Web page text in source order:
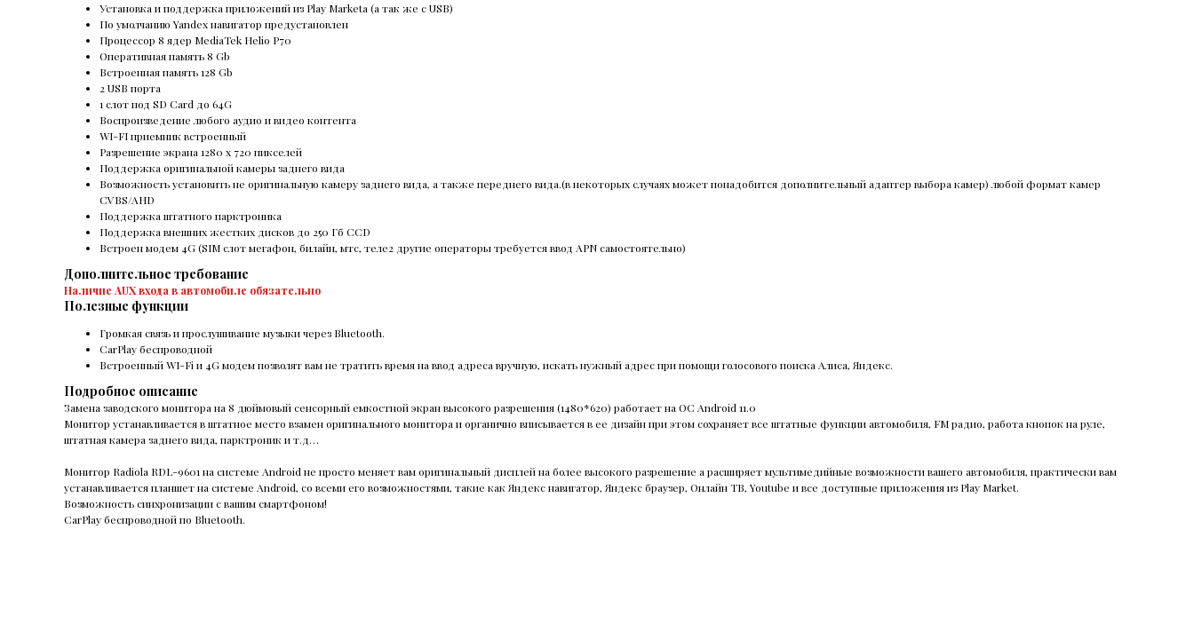
Установка и поддержка приложений из Play Marketa (а так же с USB)
По умолчанию Yandex навигатор предустановлен
Процессор 8 ядер MediaTek Helio P70
Оперативная память 8 Gb
Встроенная память 128 Gb
2 USB порта
1 слот под SD Card до 64G
Воспроизведение любого аудио и видео контента
WI-FI приемник встроенный
Разрешение экрана 1280 х 720 пикселей
Поддержка оригинальной камеры заднего вида
Возможность установить не оригинальную камеру заднего вида, а также переднего вида.(в некоторых случаях может понадобится дополнительный адаптер выбора камер) любой формат камер
CVBS/AHD
Поддержка штатного парктроника
Поддержка внешних жестких дисков до 250 Гб ССD
Встроен модем 4G (SIM слот мегафон, билайн, мтс, теле2 другие операторы требуется ввод APN самостоятельно)
Дополнительное требование
Наличие AUX входа в автомобиле обязательно
Полезные функции
Громкая связь и прослушивание музыки через Bluetooth.
CarPlay беспроводной
Встроенный WI-Fi и 4G модем позволят вам не тратить время на ввод адреса вручную, искать нужный адрес при помощи голосового поиска Алиса, Яндекс.
Подробное описание
Замена заводского монитора на 8 дюймовый сенсорный емкостной экран высокого разрешения (1480*620) работает на ОС Android 11.0
Монитор устанавливается в штатное место взамен оригинального монитора и органично вписывается в ее дизайн при этом сохраняет все штатные функции автомобиля, FM радио, работа кнопок на руле,
штатная камера заднего вида, парктроник и т.д…
Монитор Radiola RDL-9601 на системе Android не просто меняет вам оригинальный дисплей на более высокого разрешение а расширяет мультимедийные возможности вашего автомобиля, практически вам
устанавливается планшет на системе Android, со всеми его возможностями, такие как Яндекс навигатор, Яндекс браузер, Онлайн ТВ, Youtube и все доступные приложения из Play Market.
Возможность синхронизации с вашим смартфоном!
CarPlay беспроводной по Bluetooth.